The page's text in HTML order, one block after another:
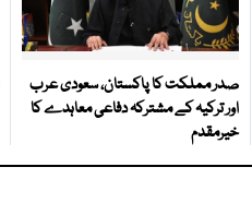
صدر مملکت کا پاکستان، سعودی عرب
اور ترکیہ کے مشترکہ دفاعی معاہدے کا
خیرمقدم